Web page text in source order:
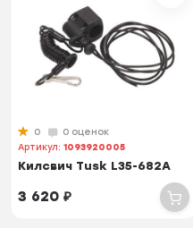
0
0 оценок
Артикул:1093920005
Килсвич Tusk L35-682A
3 620₽